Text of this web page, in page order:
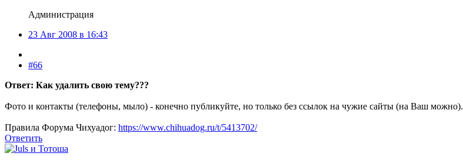
Администрация
23 Авг 2008 в 16:43
#66
Ответ: Как удалить свою тему???
Фото и контакты (телефоны, мыло) - конечно публикуйте, но только без ссылок на чужие сайты (на Ваш можно).
Правила Форума Чихуадог: https://www.chihuadog.ru/t/5413702/
Ответить